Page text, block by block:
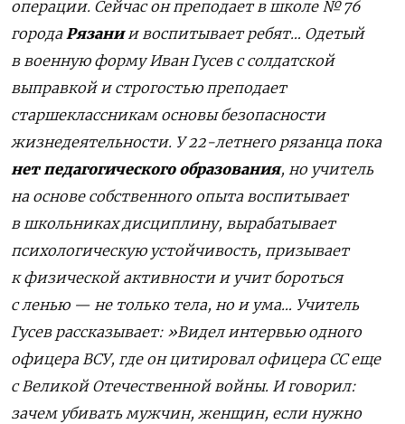
операции. Сейчас он преподает в школе № 76
городаРязании воспитывает ребят… Одетый
в военную форму Иван Гусев с солдатской
выправкой и строгостью преподает
старшеклассникам основы безопасности
жизнедеятельности. У 22-летнего рязанца пока
нет педагогического образования, но учитель
на основе собственного опыта воспитывает
в школьниках дисциплину, вырабатывает
психологическую устойчивость, призывает
к физической активности и учит бороться
с ленью — не только тела, но и ума… Учитель
Гусев рассказывает: »Видел интервью одного
офицера ВСУ, где он цитировал офицера СС еще
с Великой Отечественной войны. И говорил:
зачем убивать мужчин, женщин, если нужно